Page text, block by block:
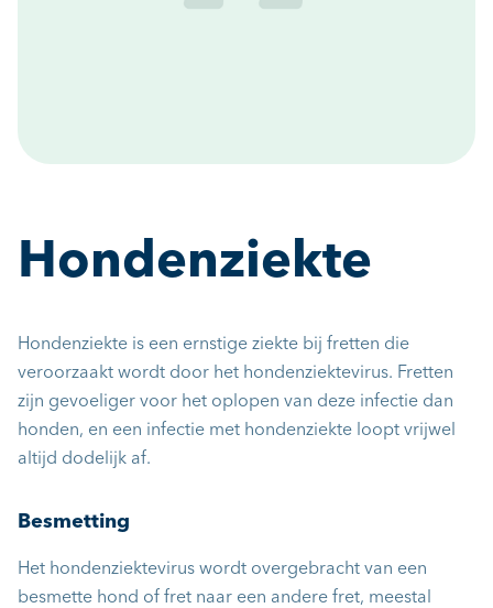
Hondenziekte
Hondenziekte is een ernstige ziekte bij fretten die
veroorzaakt wordt door het hondenziektevirus. Fretten
zijn gevoeliger voor het oplopen van deze infectie dan
honden, en een infectie met hondenziekte loopt vrijwel
altijd dodelijk af.
Besmetting
Het hondenziektevirus wordt overgebracht van een
besmette hond of fret naar een andere fret, meestal